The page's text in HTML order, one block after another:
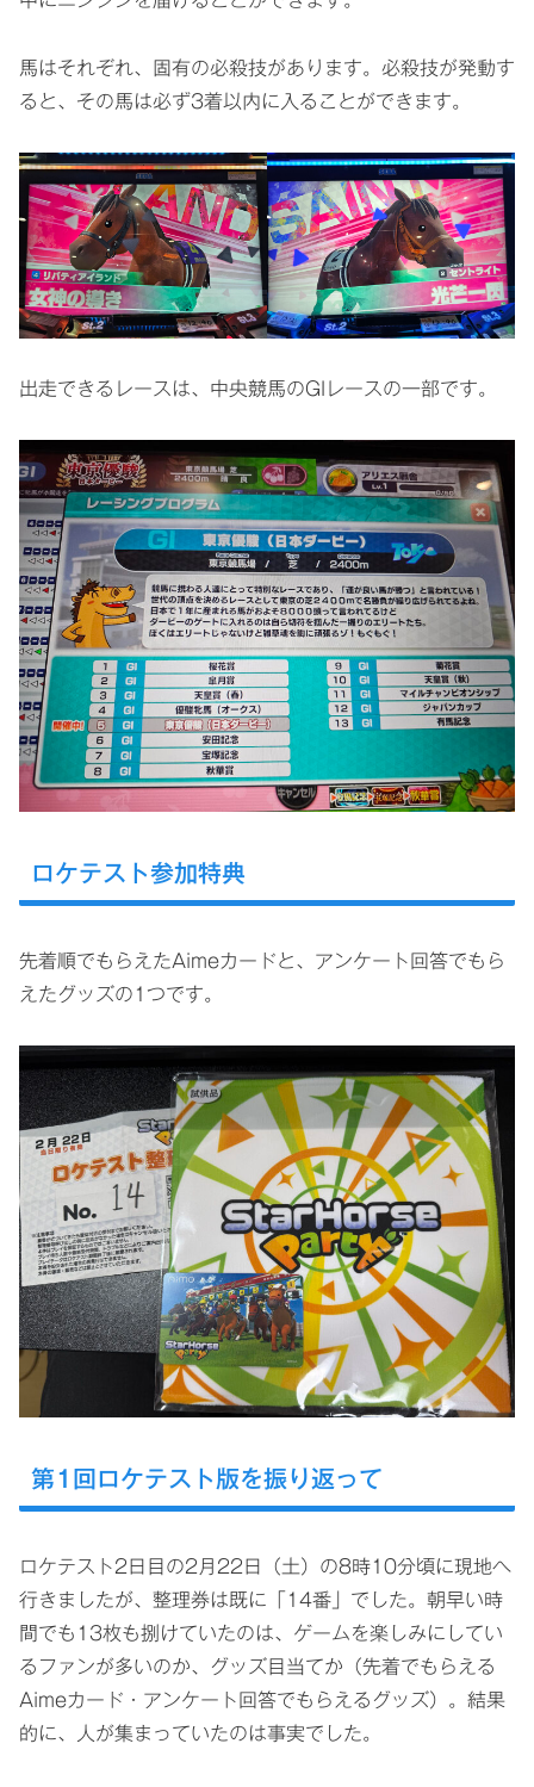
馬はそれぞれ、固有の必殺技があります。必殺技が発動す
ると、その馬は必ず3着以内に入ることができます。
出走できるレースは、中央競馬のGIレースの一部です。
ロケテスト参加特典
先着順でもらえたAimeカードと、アンケート回答でもら
えたグッズの1つです。
第1回ロケテスト版を振り返って
ロケテスト2日目の2月22日（土）の8時10分頃に現地へ
行きましたが、整理券は既に「14番」でした。朝早い時
間でも13枚も捌けていたのは、ゲームを楽しみにしてい
るファンが多いのか、グッズ目当てか（先着でもらえる
Aimeカード・アンケート回答でもらえるグッズ）。結果
的に、人が集まっていたのは事実でした。